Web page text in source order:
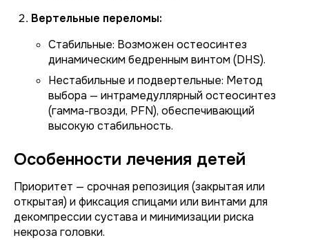
Вертельные переломы:
Стабильные: Возможен остеосинтез
динамическим бедренным винтом (DHS).
Нестабильные и подвертельные: Метод
выбора — интрамедуллярный остеосинтез
(гамма-гвозди, PFN), обеспечивающий
высокую стабильность.
Особенности лечения детей
Приоритет — срочная репозиция (закрытая или
открытая) и фиксация спицами или винтами для
декомпрессии сустава и минимизации риска
некроза головки.